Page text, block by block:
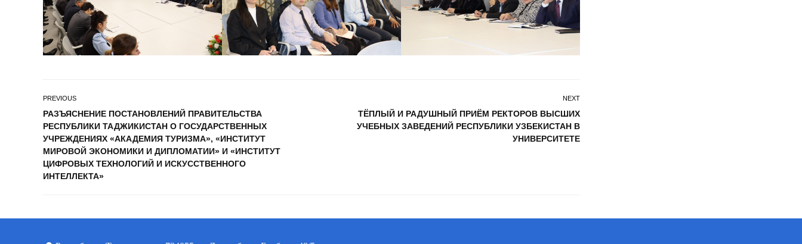
PREVIOUS
РАЗЪЯСНЕНИЕ ПОСТАНОВЛЕНИЙ ПРАВИТЕЛЬСТВА
РЕСПУБЛИКИ ТАДЖИКИСТАН О ГОСУДАРСТВЕННЫХ
УЧРЕЖДЕНИЯХ «АКАДЕМИЯ ТУРИЗМА», «ИНСТИТУТ
МИРОВОЙ ЭКОНОМИКИ И ДИПЛОМАТИИ» И «ИНСТИТУТ
ЦИФРОВЫХ ТЕХНОЛОГИЙ И ИСКУССТВЕННОГО
ИНТЕЛЛЕКТА»
NEXT
ТЁПЛЫЙ И РАДУШНЫЙ ПРИЁМ РЕКТОРОВ ВЫСШИХ
УЧЕБНЫХ ЗАВЕДЕНИЙ РЕСПУБЛИКИ УЗБЕКИСТАН В
УНИВЕРСИТЕТЕ